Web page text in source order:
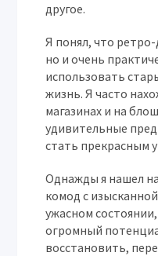
другое.
Я понял, что
но и очень
использовать
жизнь. Я часто
магазинах и на
удивительные
стать прекрасным
Однажды я нашел
комод с
ужасном
огромный
восстановить,